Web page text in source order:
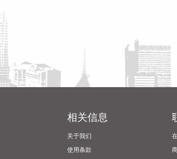
相关信息
关于我们
使用条款